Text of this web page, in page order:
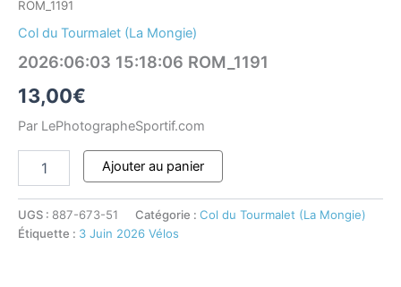
ROM_1191
Col du Tourmalet (La Mongie)
2026:06:03 15:18:06 ROM_1191
13,00€
Par LePhotographeSportif.com
Ajouter au panier
UGS : 887-673-51 Catégorie : Col du Tourmalet (La Mongie)
Étiquette : 3 Juin 2026 Vélos